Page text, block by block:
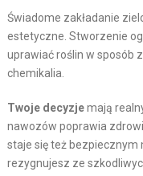
Świadome zakładanie
estetyczne. Stworzenie
uprawiać roślin w sposób
chemikalia.
Twoje decyzjemają
nawozów poprawia
staje się też bezpiecznym
rezygnujesz ze